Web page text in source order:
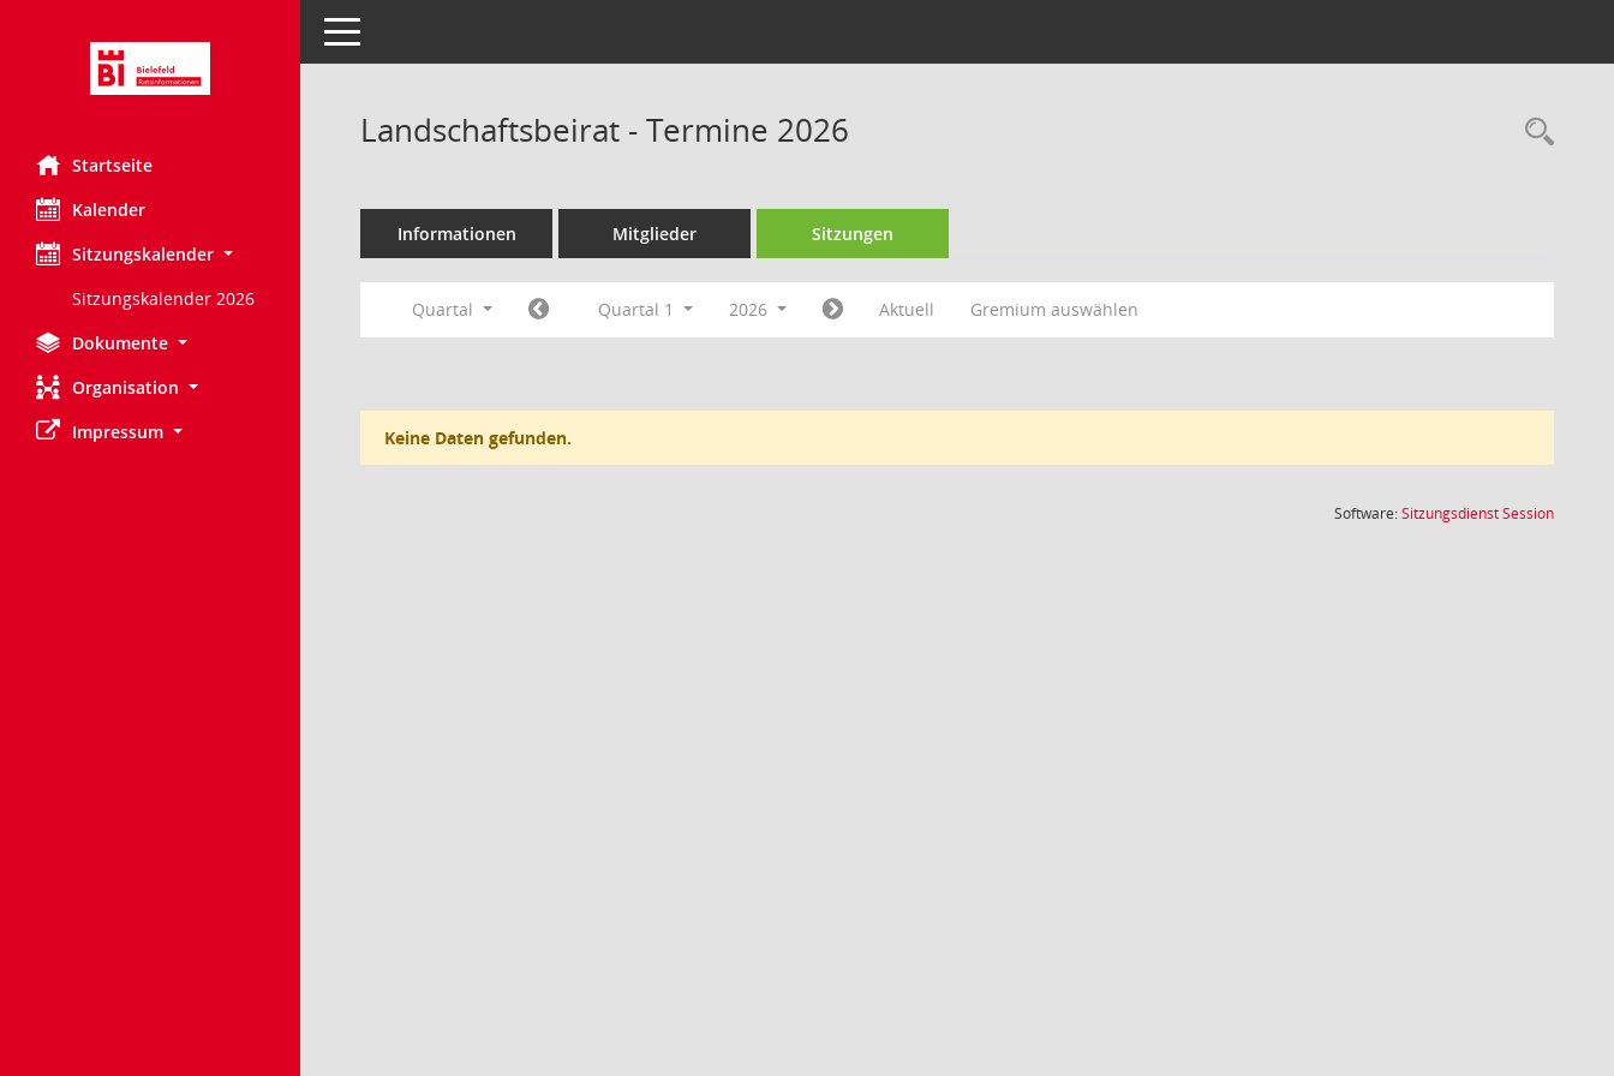
Startseite
Kalender
Sitzungskalender
Sitzungskalender 2026
Dokumente
Organisation
Impressum
Toggle navigation
Landschaftsbeirat - Termine 2026
Informationen Mitglieder Sitzungen
Quartal Quartal 1 2026 Aktuell Gremium auswählen
Keine Daten gefunden.
Software:SitzungsdienstSession(Wird in